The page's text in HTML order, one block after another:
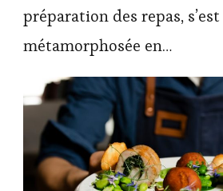
préparation des repas, s’est
métamorphosée en…